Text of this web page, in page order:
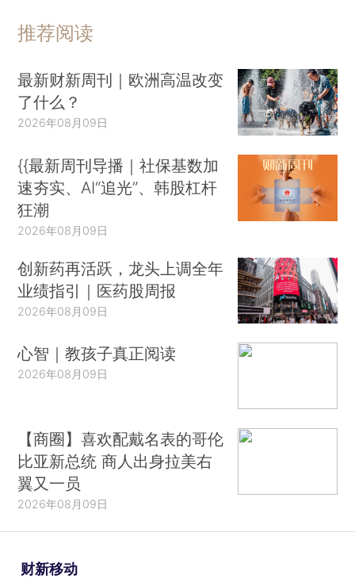
推荐阅读
最新财新周刊｜欧洲高温改变
了什么？
2026年08月09日
{{最新周刊导播｜社保基数加
速夯实、AI“追光”、韩股杠杆
狂潮
2026年08月09日
创新药再活跃，龙头上调全年
业绩指引｜医药股周报
2026年08月09日
心智｜教孩子真正阅读
2026年08月09日
【商圈】喜欢配戴名表的哥伦
比亚新总统 商人出身拉美右
翼又一员
2026年08月09日
财新移动